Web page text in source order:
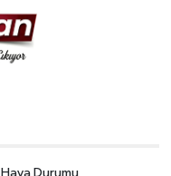
Hava Durumu